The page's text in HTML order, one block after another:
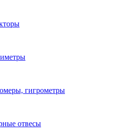
гигрометры
отвесы